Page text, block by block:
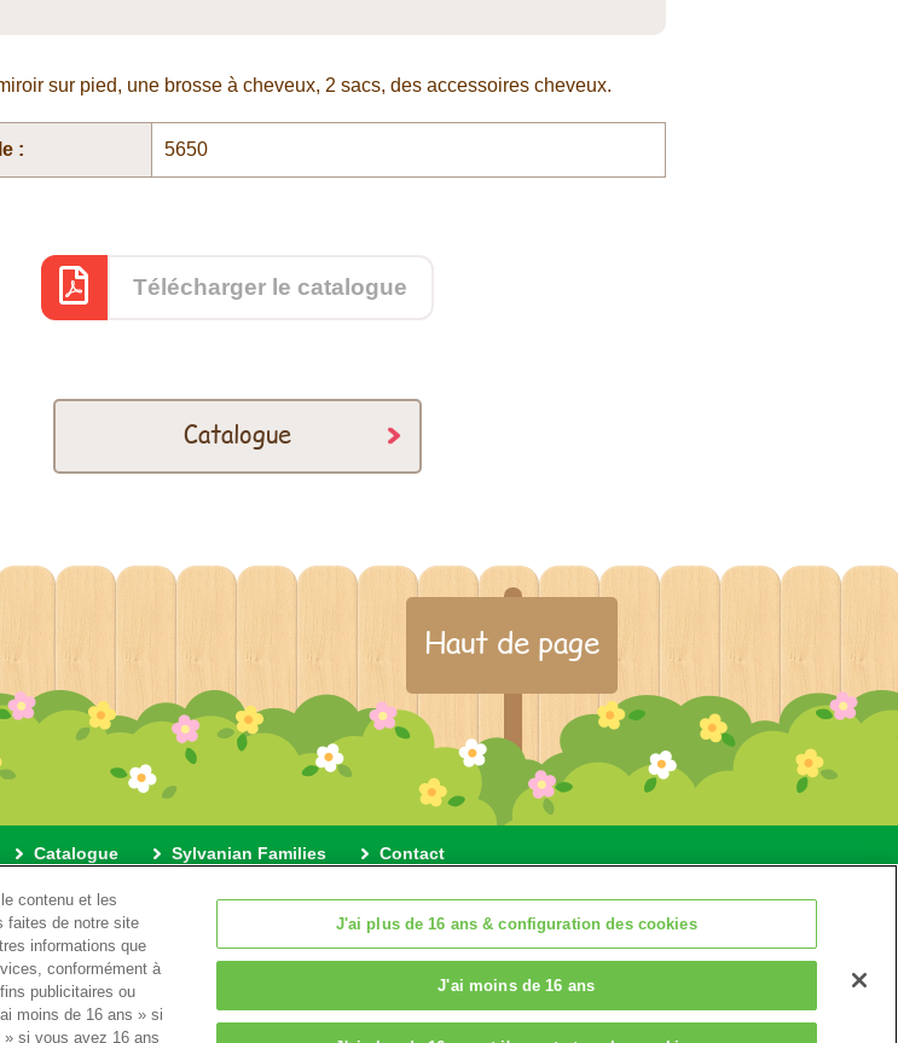
sur pied, une brosse à cheveux, 2 sacs, des accessoires cheveux.
: 5650
Télécharger le catalogue
Catalogue
Haut de page
Catalogue Sylvanian Families Contact
© EPOCH
contenu et les
faites de notre site
informations que
conformément à
publicitaires ou
moins de 16 ans » si
si vous avez 16 ans
J'ai plus de 16 ans & configuration des cookies
J'ai moins de 16 ans